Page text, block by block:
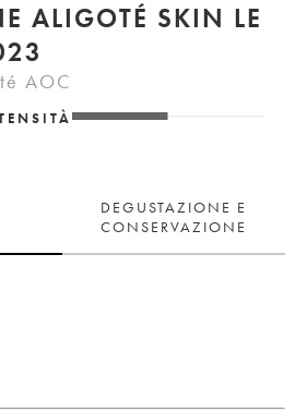
ALIGOTÉ SKIN LE
2023
AOC
DEGUSTAZIONE E
CONSERVAZIONE